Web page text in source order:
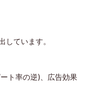
しています。
ト率の逆)、広告効果